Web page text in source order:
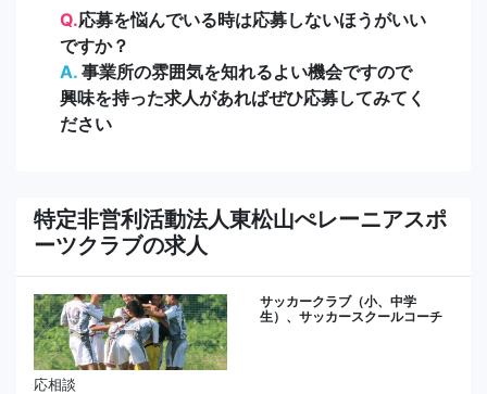
Q.応募を悩んでいる時は応募しないほうがいい
ですか？
A. 事業所の雰囲気を知れるよい機会ですので
興味を持った求人があればぜひ応募してみてく
ださい
特定非営利活動法人東松山ぺレーニアスポ
ーツクラブの求人
サッカークラブ（小、中学
生）、サッカースクールコーチ
応相談